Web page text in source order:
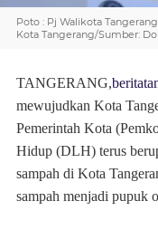
Poto : Pj Walikota
Kota Tangerang/Sumber:
TANGERANG,
mewujudkan Kota
Pemerintah Kota
Hidup (DLH) terus
sampah di Kota
sampah menjadi pupuk